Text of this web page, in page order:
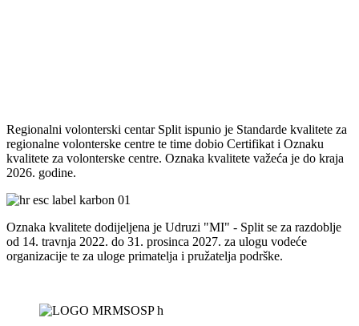
Regionalni volonterski centar Split ispunio je Standarde kvalitete za
regionalne volonterske centre te time dobio Certifikat i Oznaku
kvalitete za volonterske centre. Oznaka kvalitete važeća je do kraja
2026. godine.
Oznaka kvalitete dodijeljena je Udruzi "MI" - Split se za razdoblje
od 14. travnja 2022. do 31. prosinca 2027. za ulogu vodeće
organizacije te za uloge primatelja i pružatelja podrške.